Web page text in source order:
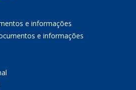
e informações
e informações